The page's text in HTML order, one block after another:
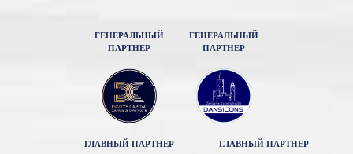
ГЕНЕРАЛЬНЫЙ
ПАРТНЕР
ГЕНЕРАЛЬНЫЙ
ПАРТНЕР
ГЛАВНЫЙ ПАРТНЕР ГЛАВНЫЙ ПАРТНЕР